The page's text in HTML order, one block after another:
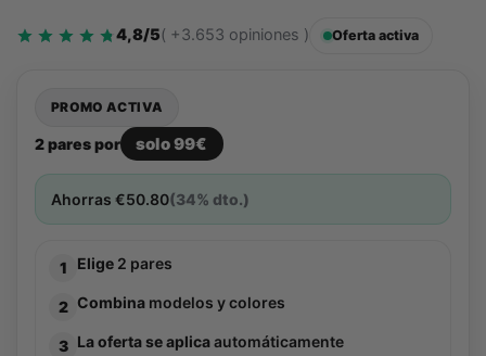
4,8/5( +3.653 opiniones ) Oferta activa
PROMO ACTIVA
2 pares por solo 99€
Ahorras €50.80(34% dto.)
1 Elige 2 pares
2 Combina modelos y colores
3 La oferta se aplicaautomáticamente